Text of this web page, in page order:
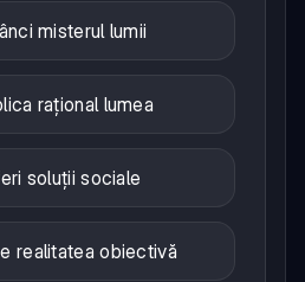
misterul lumii
rațional lumea
soluții sociale
realitatea obiectivă